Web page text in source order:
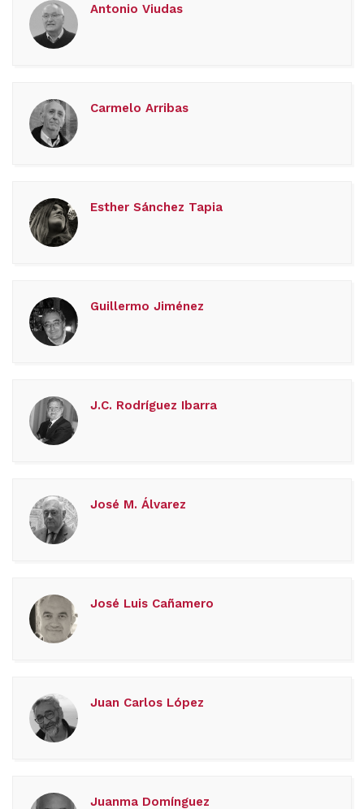
Antonio Viudas
Carmelo Arribas
Esther Sánchez Tapia
Guillermo Jiménez
J.C. Rodríguez Ibarra
José M. Álvarez
José Luis Cañamero
Juan Carlos López
Juanma Domínguez